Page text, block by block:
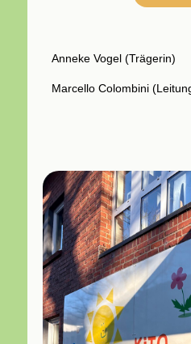
Anneke Vogel (Trägerin)
Marcello Colombini